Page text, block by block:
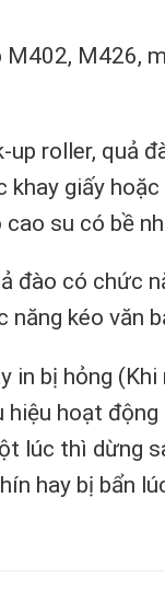
M402, M426,
up roller, quả
khay giấy
su có bề
đào có chức
năng kéo văn
in bị hỏng
hiệu hoạt
lúc thì dừng
hay bị bẩn